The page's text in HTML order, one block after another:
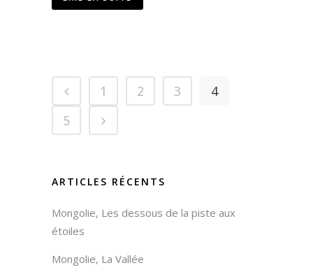
1 2 3
4
5
ARTICLES RÉCENTS
Mongolie, Les dessous de la piste aux
étoiles
Mongolie, La Vallée